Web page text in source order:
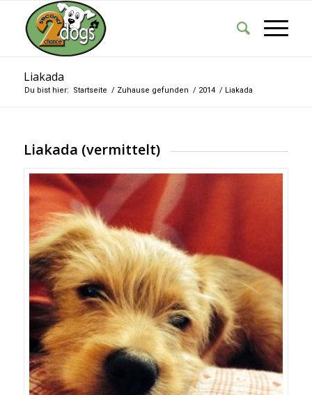
Liakada
Du bist hier: Startseite / Zuhause gefunden / 2014 / Liakada
Liakada (vermittelt)